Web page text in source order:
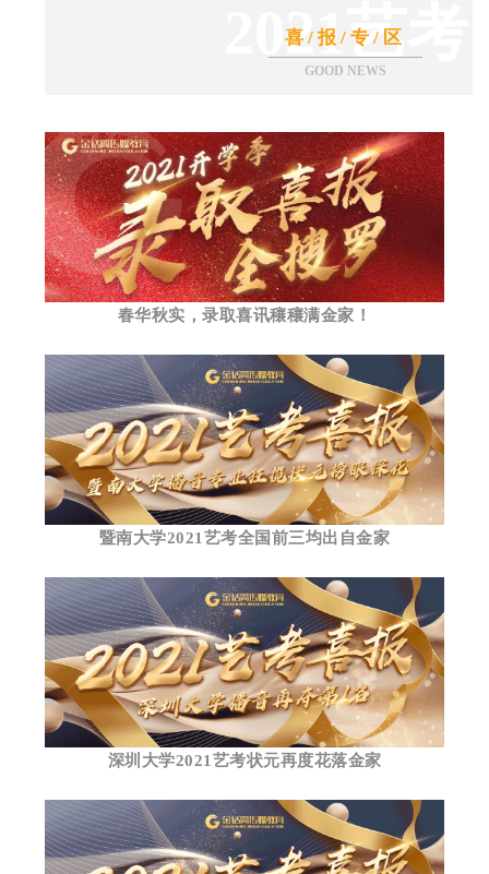
2021艺考
喜/报/专/区
GOOD NEWS
春华秋实，录取喜讯穰穰满金家！
暨南大学2021艺考全国前三均出自金家
深圳大学2021艺考状元再度花落金家